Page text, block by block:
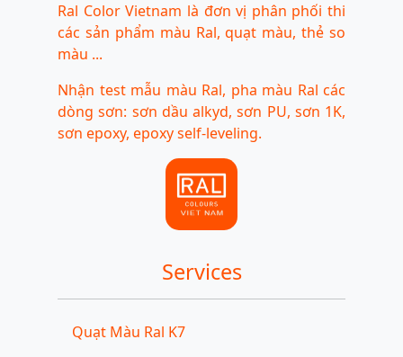
Ral Color Vietnam là đơn vị phân phối thi
các sản phẩm màu Ral, quạt màu, thẻ so
màu ...
Nhận test mẫu màu Ral, pha màu Ral các
dòng sơn: sơn dầu alkyd, sơn PU, sơn 1K,
sơn epoxy, epoxy self-leveling.
Services
Quạt Màu Ral K7